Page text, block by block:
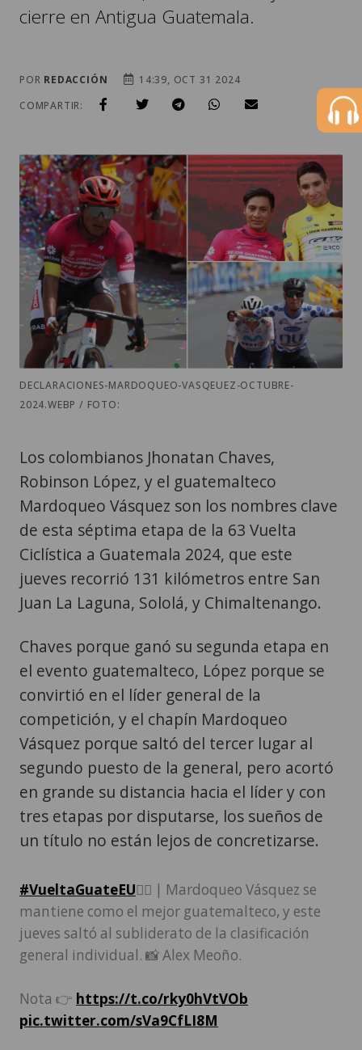
cierre en Antigua Guatemala.
POR REDACCIÓN
14:39, OCT 31 2024
COMPARTIR:
DECLARACIONES-MARDOQUEO-VASQEUEZ-OCTUBRE-
2024.WEBP / FOTO:
Los colombianos Jhonatan Chaves,
Robinson López, y el guatemalteco
Mardoqueo Vásquez son los nombres clave
de esta séptima etapa de la 63 Vuelta
Ciclística a Guatemala 2024, que este
jueves recorrió 131 kilómetros entre San
Juan La Laguna, Sololá, y Chimaltenango.
Chaves porque ganó su segunda etapa en
el evento guatemalteco, López porque se
convirtió en el líder general de la
competición, y el chapín Mardoqueo
Vásquez porque saltó del tercer lugar al
segundo puesto de la general, pero acortó
en grande su distancia hacia el líder y con
tres etapas por disputarse, los sueños de
un título no están lejos de concretizarse.
#VueltaGuateEU🚴‍♂️ | Mardoqueo Vásquez se
mantiene como el mejor guatemalteco, y este
jueves saltó al subliderato de la clasificación
general individual. 📸 Alex Meoño.
Nota 👉 https://t.co/rky0hVtVOb
pic.twitter.com/sVa9CfLI8M